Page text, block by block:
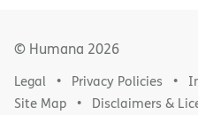
© Humana 2026
Legal Privacy Policies
Site Map
Disclaimers &